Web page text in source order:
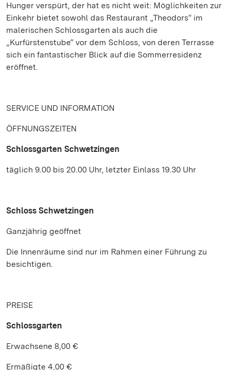
Hunger verspürt, der hat es nicht weit: Möglichkeiten zur
Einkehr bietet sowohl das Restaurant „Theodors“ im
malerischen Schlossgarten als auch die
„Kurfürstenstube“ vor dem Schloss, von deren Terrasse
sich ein fantastischer Blick auf die Sommerresidenz
eröffnet.
SERVICE UND INFORMATION
ÖFFNUNGSZEITEN
Schlossgarten Schwetzingen
täglich 9.00 bis 20.00 Uhr, letzter Einlass 19.30 Uhr
Schloss Schwetzingen
Ganzjährig geöffnet
Die Innenräume sind nur im Rahmen einer Führung zu
besichtigen.
PREISE
Schlossgarten
Erwachsene 8,00 €
Ermäßigte 4,00 €